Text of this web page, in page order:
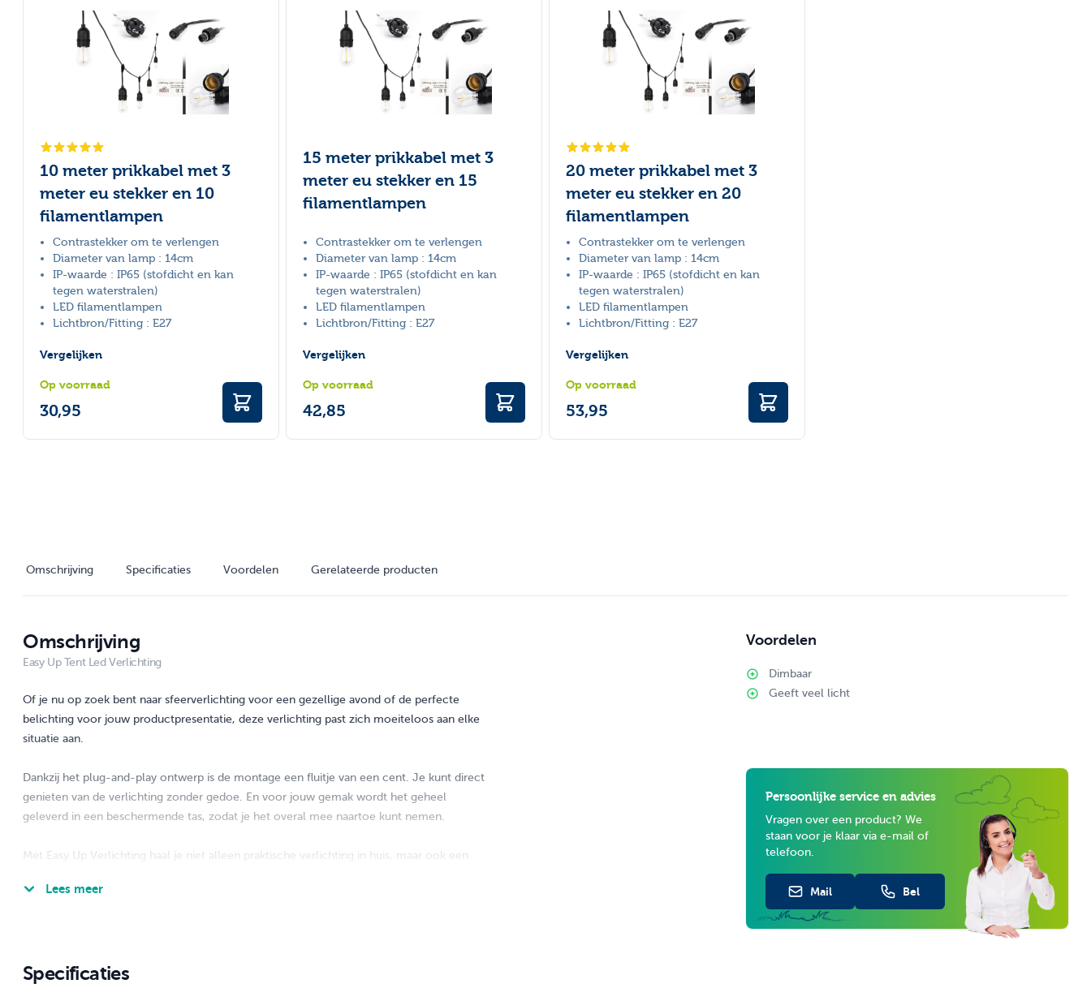
10 meter prikkabel met 3
meter eu stekker en 10
filamentlampen
Contrastekker om te verlengen
Diameter van lamp : 14cm
IP-waarde : IP65 (stofdicht en kan
tegen waterstralen)
LED filamentlampen
Lichtbron/Fitting : E27
Vergelijken
Op voorraad
30,95
15 meter prikkabel met 3
meter eu stekker en 15
filamentlampen
Contrastekker om te verlengen
Diameter van lamp : 14cm
IP-waarde : IP65 (stofdicht en kan
tegen waterstralen)
LED filamentlampen
Lichtbron/Fitting : E27
Vergelijken
Op voorraad
42,85
20 meter prikkabel met 3
meter eu stekker en 20
filamentlampen
Contrastekker om te verlengen
Diameter van lamp : 14cm
IP-waarde : IP65 (stofdicht en kan
tegen waterstralen)
LED filamentlampen
Lichtbron/Fitting : E27
Vergelijken
Op voorraad
53,95
Omschrijving Specificaties Voordelen Gerelateerde producten
Omschrijving
Easy Up Tent Led Verlichting
Of je nu op zoek bent naar sfeerverlichting voor een gezellige avond of de perfecte
belichting voor jouw productpresentatie, deze verlichting past zich moeiteloos aan elke
situatie aan.
Dankzij het plug-and-play ontwerp is de montage een fluitje van een cent. Je kunt direct
genieten van de verlichting zonder gedoe. En voor jouw gemak wordt het geheel
geleverd in een beschermende tas, zodat je het overal mee naartoe kunt nemen.
Met Easy Up Verlichting haal je niet alleen praktische verlichting in huis, maar ook een
eenvoudige, maar krachtige oplossing. Te gebruiken voor: Evenementen en festivals,
Lees meer
Specificaties
Voordelen
Dimbaar
Geeft veel licht
Persoonlijke service en advies
Vragen over een product? We
staan voor je klaar via e-mail of
telefoon.
Mail Bel